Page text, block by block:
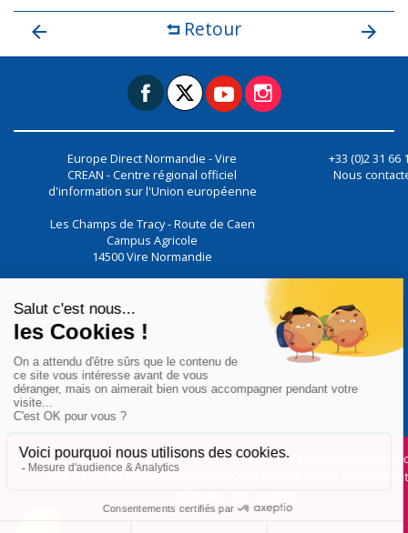
Retour
Europe Direct Normandie - Vire
CREAN - Centre régional officiel
d'information sur l'Union européenne
Les Champs de Tracy - Route de Caen
Campus Agricole
14500Vire Normandie
+33 (0)2 31 66
Nous
Nous utilisons des cookies pour vous garantir la meilleure
notre site. En poursuivant votre visite sur notre site, vous
Ok